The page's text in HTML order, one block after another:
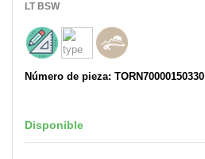
LT BSW
Número de pieza: TORN70000150330
Disponible